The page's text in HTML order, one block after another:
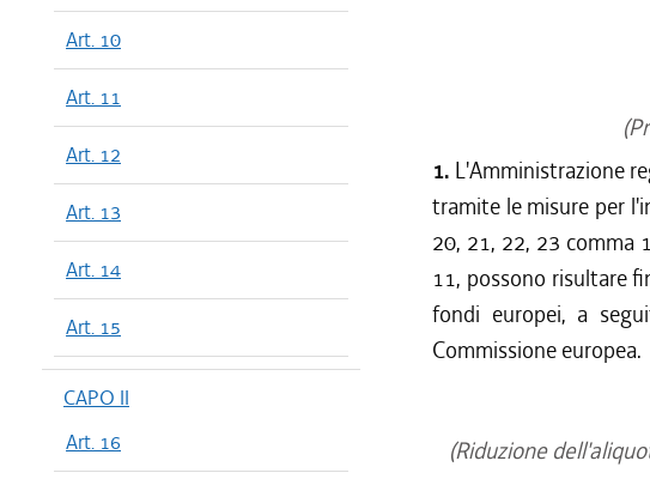
Art. 10
Art. 11
Art. 12
Art. 13
Art. 14
Art. 15
CAPO II
Art. 16
dal 01/10/2015 al 12/
dal 11/08/2015 al 30/
dal 23/07/2015 al 10/
dal 26/02/2015 al 22/
1. L'Amministrazione
tramite le misure per
20, 21, 22, 23 comma
11, possono risultare
fondi europei, a
Commissione europea.
(Riduzione